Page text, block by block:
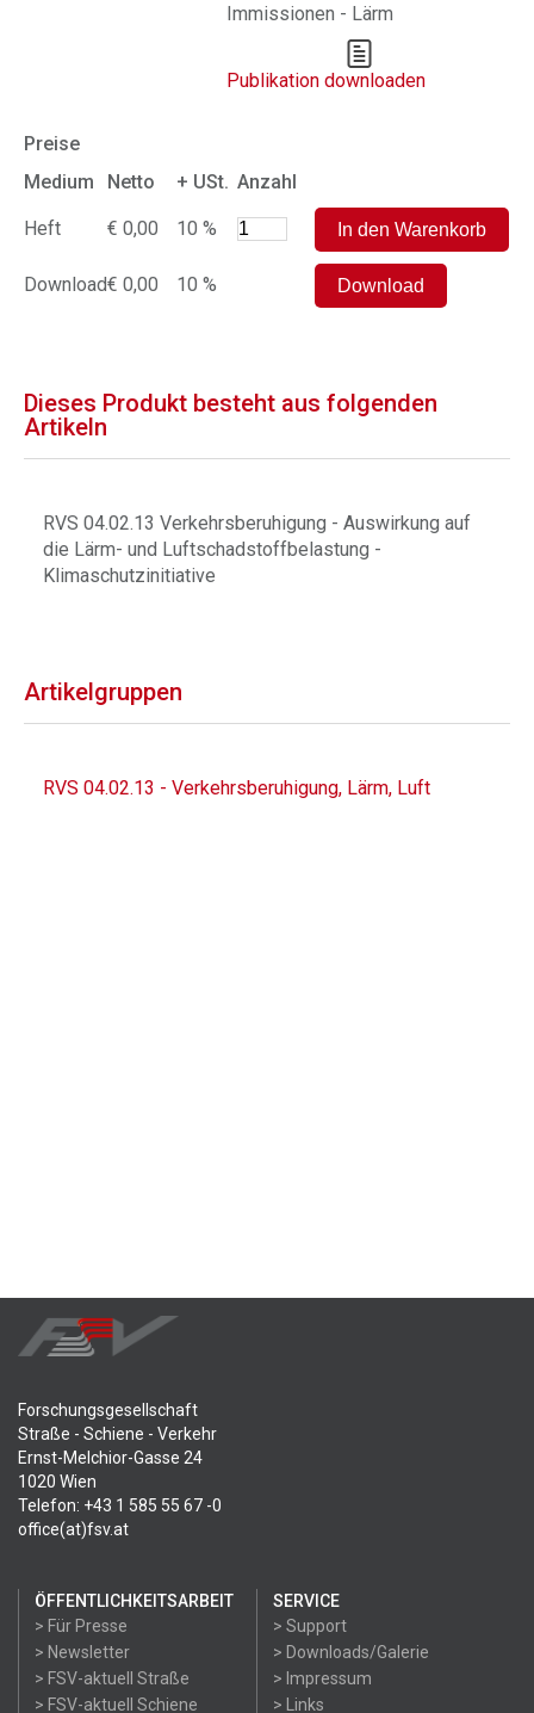
Immissionen - Lärm
Publikation downloaden
Preise
Medium
Netto + USt. Anzahl
Heft € 0,00 10 %
Download€ 0,00 10 %
Dieses Produkt besteht aus folgenden
Artikeln
RVS 04.02.13 Verkehrsberuhigung - Auswirkung auf
die Lärm- und Luftschadstoffbelastung -
Klimaschutzinitiative
Artikelgruppen
RVS 04.02.13 - Verkehrsberuhigung, Lärm, Luft
Forschungsgesellschaft
Straße - Schiene - Verkehr
Ernst-Melchior-Gasse 24
1020 Wien
Telefon: +43 1 585 55 67 -0
office(at)fsv.at
ÖFFENTLICHKEITSARBEIT
> Für Presse
> Newsletter
> FSV-aktuell Straße
> FSV-aktuell Schiene
SERVICE
> Support
> Downloads/Galerie
> Impressum
> Links